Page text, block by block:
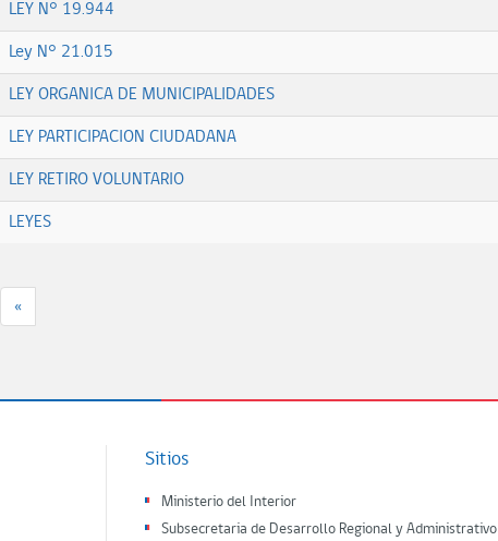
LEY N° 19.944
Ley N° 21.015
LEY ORGANICA DE MUNICIPALIDADES
LEY PARTICIPACION CIUDADANA
LEY RETIRO VOLUNTARIO
LEYES
«
Sitios
Ministerio del Interior
Subsecretaria de Desarrollo Regional y Administrativo